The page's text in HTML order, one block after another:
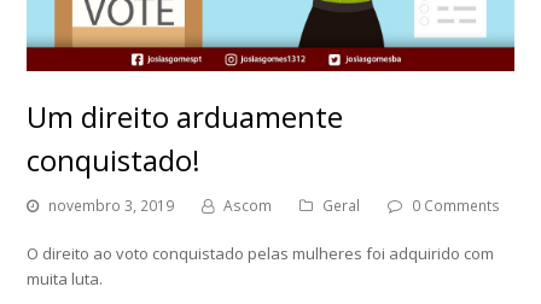
Um direito arduamente
conquistado!
novembro 3, 2019 Ascom Geral 0 Comments
O direito ao voto conquistado pelas mulheres foi adquirido com
muita luta.